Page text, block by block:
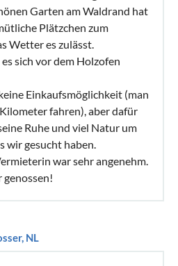
Garten am Waldrand hat
Plätzchen zum
Wetter es zulässt.
sich vor dem Holzofen
Einkaufsmöglichkeit (man
fahren), aber dafür
Ruhe und viel Natur um
wir gesucht haben.
war sehr angenehm.
genossen!
NL